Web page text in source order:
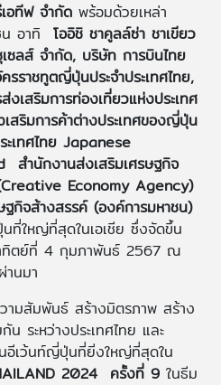
อทีฟ จำกัดพร้อมด้วยเหล่า
น อาทิ โออิชิ ชาคูลล์ซ่า ชาเขียว
ซลส์ จํากัด, บริษัท การบินไทย
ราชทูตญี่ปุ่นประจำประเทศไทย,
เสริมการท่องเที่ยวแห่งประเทศ
ริมการค้าต่างประเทศของญี่ปุ่น
เทศไทย Japanese
ำนักงานส่งเสริมเศรษฐกิจ
Economy Agency)
กิจส้างสรรค์ (องค์การมหาชน)
ที่ใหญ่ที่สุดในเอเชีย ซึ่งจัดขึ้น
ทิตย์ที่ 4 กุมภาพันธ์ 2567 ณ
านมา
ามสัมพันธ์ สร้างมิตรภาพ สร้าง
ระหว่างประเทศไทย และ
อีเว้นท์ญี่ปุ่นที่ยิ่งใหญ่ที่สุดใน
2024 ครั้งที่ 9ในธีม